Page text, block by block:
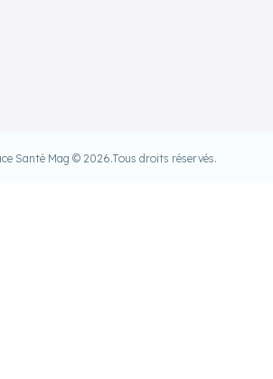
Santé Mag © 2026.Tous droits réservés.